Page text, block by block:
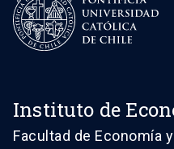
Instituto de
Facultad de Economía